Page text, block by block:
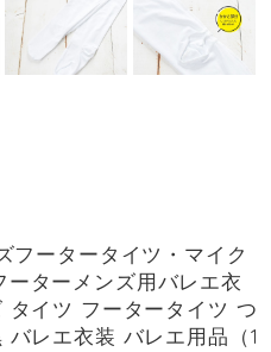
フータータイツ・マイク
ーターメンズ用バレエ衣
イツ フータータイツ つ
レエ衣装 バレエ用品（1